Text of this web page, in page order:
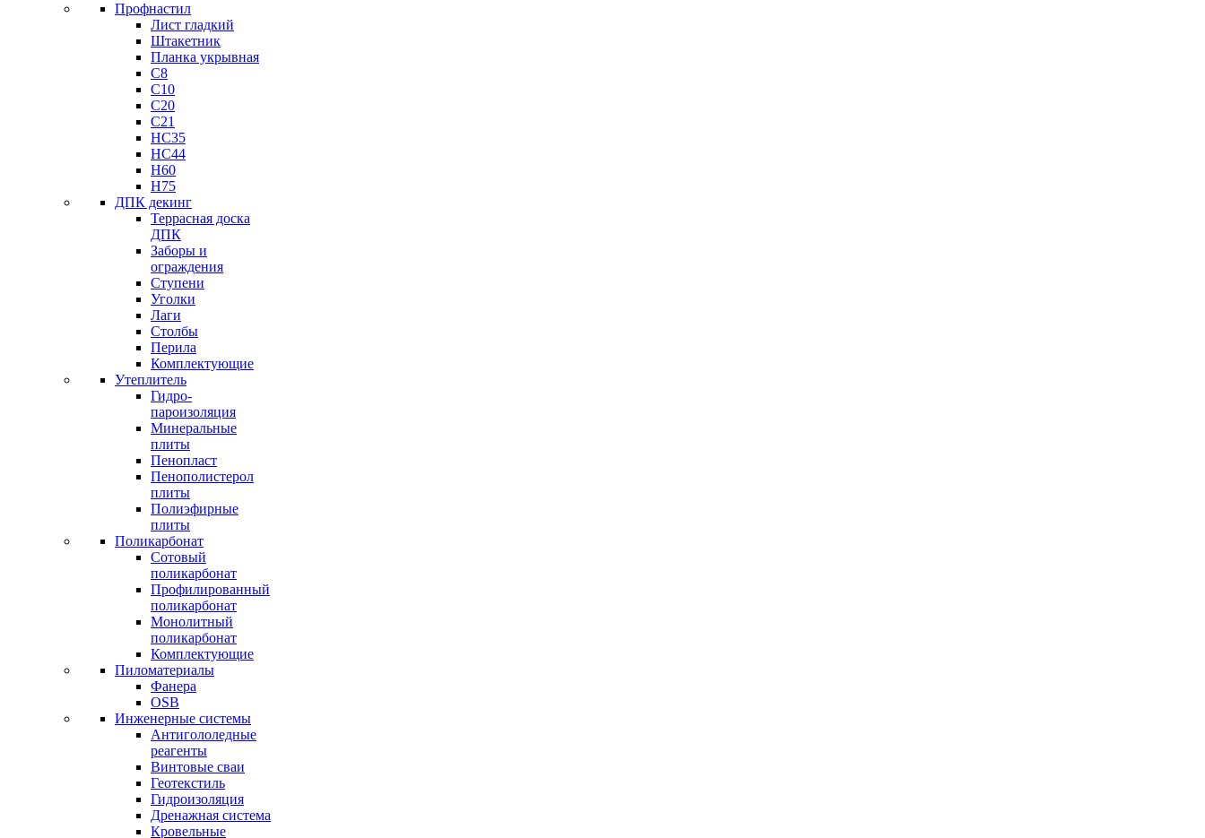
Профнастил
Лист гладкий
Штакетник
Планка укрывная
C8
C10
C20
C21
НС35
HC44
H60
H75
ДПК декинг
Террасная доска
ДПК
Заборы и
ограждения
Ступени
Уголки
Лаги
Столбы
Перила
Комплектующие
Утеплитель
Гидро-
пароизоляция
Минеральные
плиты
Пенопласт
Пенополистерол
плиты
Полиэфирные
плиты
Поликарбонат
Сотовый
поликарбонат
Профилированный
поликарбонат
Монолитный
поликарбонат
Комплектующие
Пиломатериалы
Фанера
OSB
Инженерные системы
Антигололедные
реагенты
Винтовые сваи
Геотекстиль
Гидроизоляция
Дренажная система
Кровельные